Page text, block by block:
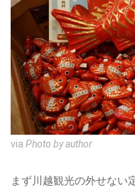
via Photo by author
まず川越観光の外せない